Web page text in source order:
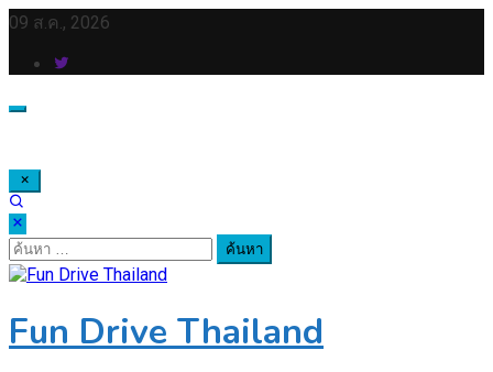
Skip
content
09 ส.ค., 2026
ค้นหา
สำหรับ:
Fun Drive Thailand